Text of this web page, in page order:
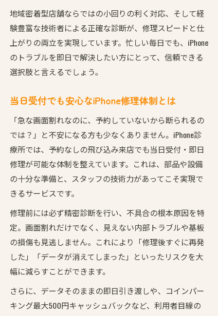
地域密着型店舗ならではの小回りの利く対応、そして経
験豊富な技術者による正確な診断が、修理スピードと仕
上がりの両立を実現しています。忙しい毎日でも、iPhone
のトラブルを即日で解決したい方にとって、信頼できる
選択肢と言えるでしょう。
当日受付でも安心なiPhone修理体制とは
「急な画面割れなのに、予約していないから断られるの
では？」と不安になる方も少なくありません。iPhone診
療所では、予約なしの飛び込み来店でも当日受付・即日
修理が可能な体制を整えています。これは、部品や設備
の十分な準備と、スタッフの技術力があってこそ実現で
きるサービスです。
修理前には必ず精密診断を行い、不具合の根本原因を特
定。画面割れだけでなく、見えない内部トラブルや基板
の損傷も見逃しません。これにより「修理後すぐに再発
した」「データが消えてしまった」といったリスクを大
幅に減らすことができます。
さらに、データそのままの即日引き渡しや、コインパー
キング最大500円キャッシュバックなど、利用者目線の